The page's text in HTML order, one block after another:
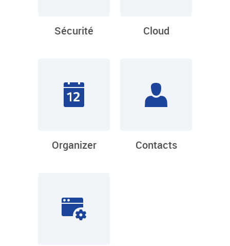
Sécurité Cloud
Organizer Contacts